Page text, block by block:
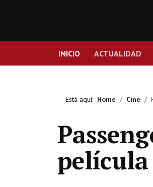
INICIO ACTUALIDAD
Está aquí: Home Cine